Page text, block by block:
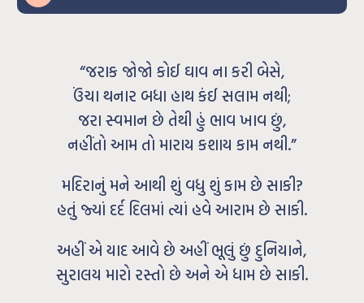
“જરાક જોજો કોઈ ઘાવ ના કરી બેસે,
ઉંચા થનાર બધા હાથ કંઈ સલામ નથી;
જરા સ્વમાન છે તેથી હું ભાવ ખાવ છું,
નહીંતો આમ તો મારાય કશાય કામ નથી.”
મદિરાનું મને આથી શું વધુ શું કામ છે સાકી?
હતું જ્યાં દર્દ દિલમાં ત્યાં હવે આરામ છે સાકી.
અહીં એ યાદ આવે છે અહીં ભૂલું છું દુનિયાને,
સુરાલય મારો રસ્તો છે અને એ ધામ છે સાકી.